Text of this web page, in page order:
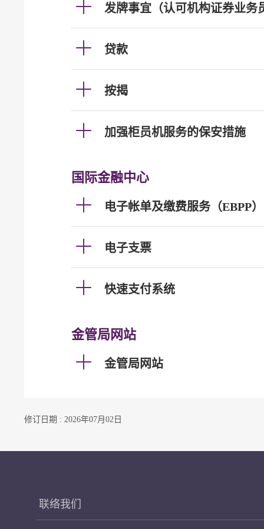
发牌事宜（认可机构证券业务
贷款
按揭
加强柜员机服务的保安措施
国际金融中心
电子帐单及缴费服务（EBPP）
电子支票
快速支付系统
金管局网站
金管局网站
修订日期 : 2026年07月02日
联络我们